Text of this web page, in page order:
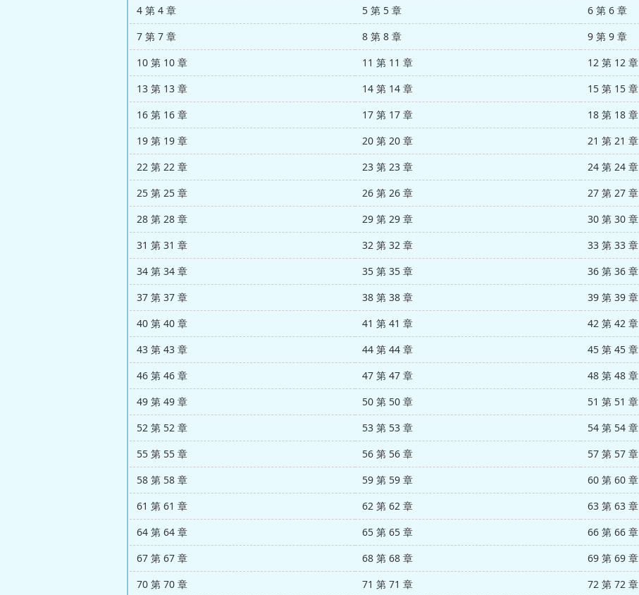
4 第 4 章
5 第 5 章
6 第 6 章
7 第 7 章
8 第 8 章
9 第 9 章
10 第 10 章
11 第 11 章
12 第 12 章
13 第 13 章
14 第 14 章
15 第 15 章
16 第 16 章
17 第 17 章
18 第 18 章
19 第 19 章
20 第 20 章
21 第 21 章
22 第 22 章
23 第 23 章
24 第 24 章
25 第 25 章
26 第 26 章
27 第 27 章
28 第 28 章
29 第 29 章
30 第 30 章
31 第 31 章
32 第 32 章
33 第 33 章
34 第 34 章
35 第 35 章
36 第 36 章
37 第 37 章
38 第 38 章
39 第 39 章
40 第 40 章
41 第 41 章
42 第 42 章
43 第 43 章
44 第 44 章
45 第 45 章
46 第 46 章
47 第 47 章
48 第 48 章
49 第 49 章
50 第 50 章
51 第 51 章
52 第 52 章
53 第 53 章
54 第 54 章
55 第 55 章
56 第 56 章
57 第 57 章
58 第 58 章
59 第 59 章
60 第 60 章
61 第 61 章
62 第 62 章
63 第 63 章
64 第 64 章
65 第 65 章
66 第 66 章
67 第 67 章
68 第 68 章
69 第 69 章
70 第 70 章
71 第 71 章
72 第 72 章